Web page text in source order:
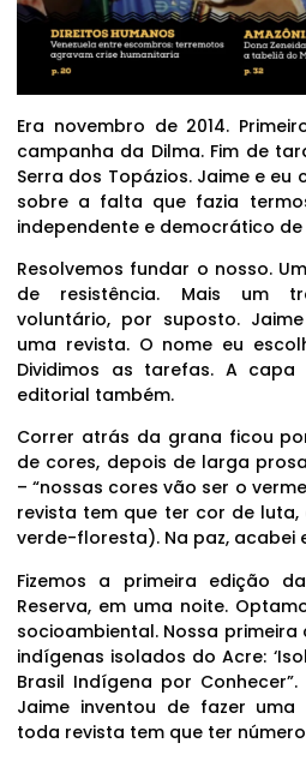
Era novembro de 2014.
campanha da Dilma. Fim de
Serra dos Topázios. Jaime e
sobre a falta que fazia
independente e democrático
Resolvemos fundar o nosso.
de resistência. Mais um
voluntário, por suposto.
uma revista. O nome eu
Dividimos as tarefas. A
editorial também.
Correr atrás da grana ficou
de cores, depois de larga
– “nossas cores vão ser o
revista tem que ter cor de luta,
verde-floresta). Na paz, acabei
Fizemos a primeira edição
Reserva, em uma noite.
socioambiental. Nossa
indígenas isolados do Acre:
Brasil Indígena por
Jaime inventou de fazer uma
toda revista tem que ter número